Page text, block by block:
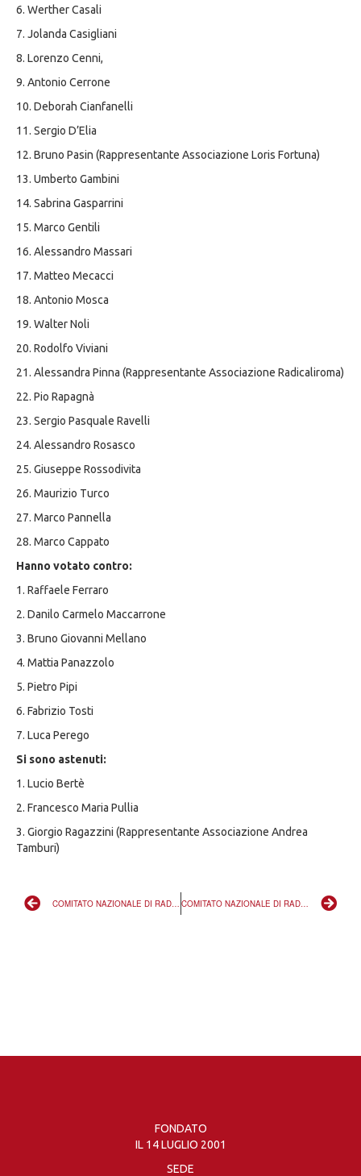
COMITATO NAZIONALE DI RADICALI ITALIANI: MOZIONE PARTICOLARE SULL’INFORMAZIONE
6. Werther Casali
7. Jolanda Casigliani
8. Lorenzo Cenni,
9. Antonio Cerrone
10. Deborah Cianfanelli
11. Sergio D’Elia
12. Bruno Pasin (Rappresentante Associazione Loris Fortuna)
13. Umberto Gambini
14. Sabrina Gasparrini
15. Marco Gentili
16. Alessandro Massari
17. Matteo Mecacci
18. Antonio Mosca
19. Walter Noli
20. Rodolfo Viviani
21. Alessandra Pinna (Rappresentante Associazione Radicaliroma)
22. Pio Rapagnà
23. Sergio Pasquale Ravelli
24. Alessandro Rosasco
25. Giuseppe Rossodivita
26. Maurizio Turco
27. Marco Pannella
28. Marco Cappato
Hanno votato contro:
1. Raffaele Ferraro
2. Danilo Carmelo Maccarrone
3. Bruno Giovanni Mellano
4. Mattia Panazzolo
5. Pietro Pipi
6. Fabrizio Tosti
7. Luca Perego
Si sono astenuti:
1. Lucio Bertè
2. Francesco Maria Pullia
3. Giorgio Ragazzini (Rappresentante Associazione Andrea
Tamburi)
FONDATO
IL 14 LUGLIO 2001
SEDE